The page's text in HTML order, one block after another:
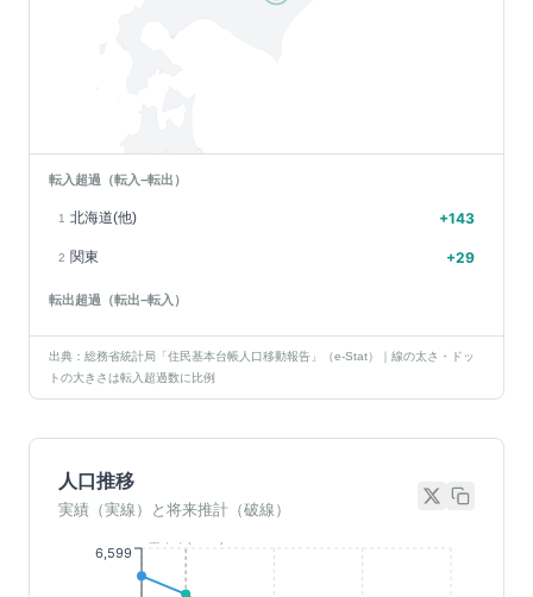
転入超過（転入−転出）
1 北海道(他) +143
2 関東 +29
転出超過（転出−転入）
出典：総務省統計局「住民基本台帳人口移動報告」（e-Stat）｜線の太さ・ドッ
トの大きさは転入超過数に比例
人口推移
実績（実線）と将来推計（破線）
6,599